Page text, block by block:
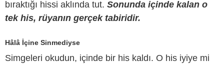
bıraktığı hissi aklında tut. Sonunda içinde kalan o
tek his, rüyanın gerçek tabiridir.
Hâlâ İçine Sinmediyse
Simgeleri okudun, içinde bir his kaldı. O his iyiye mi